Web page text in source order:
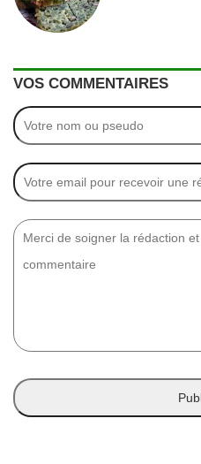
VOS COMMENTAIRES